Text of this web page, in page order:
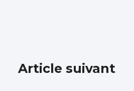
Article suivant